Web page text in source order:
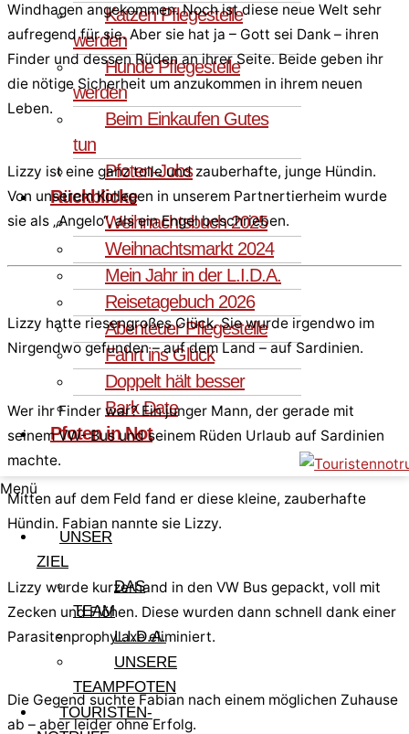
Katzen Pflegestelle
werden
Hunde Pflegestelle
werden
Beim Einkaufen Gutes
tun
Pfoten-Jobs
Rückblicke
Weihnachtsbuch 2025
Weihnachtsmarkt 2024
Mein Jahr in der L.I.D.A.
Reisetagebuch 2026
Abenteuer Pflegestelle
Fahrt ins Glück
Doppelt hält besser
Bark Date
Pfoten in Not
Menü
UNSER
ZIEL
DAS
TEAM
L.I.D.A.
UNSERE
TEAMPFOTEN
TOURISTEN-
Windhagen angekommen. Noch ist diese neue Welt sehr
aufregend für sie. Aber sie hat ja – Gott sei Dank – ihren
Finder und dessen Rüden an ihrer Seite. Beide geben ihr
die nötige Sicherheit um anzukommen in ihrem neuen
Leben.
Lizzy ist eine ganz tolle und zauberhafte, junge Hündin.
Von unserem Kollegen in unserem Partnertierheim wurde
sie als „Angelo“, als ein Engel beschrieben.
Lizzy hatte riesengroßes Glück. Sie wurde irgendwo im
Nirgendwo gefunden – auf dem Land – auf Sardinien.
Wer ihr Finder war? Ein junger Mann, der gerade mit
seinem VW- Bus und seinem Rüden Urlaub auf Sardinien
machte.
Mitten auf dem Feld fand er diese kleine, zauberhafte
Hündin. Fabian nannte sie Lizzy.
Lizzy wurde kurzerhand in den VW Bus gepackt, voll mit
Zecken und Flöhen. Diese wurden dann schnell dank einer
Parasitenprophylaxe eliminiert.
Die Gegend suchte Fabian nach einem möglichen Zuhause
ab – aber leider ohne Erfolg.